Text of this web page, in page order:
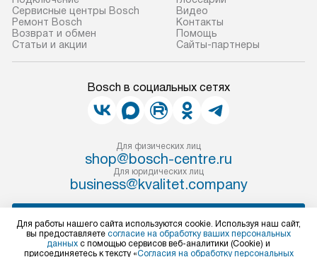
Сервисные центры Bosch
Ремонт Bosch
Возврат и обмен
Статьи и акции
Видео
Контакты
Помощь
Сайты-партнеры
Bosch в социальных сетях
Для физических лиц
shop@bosch-centre.ru
Для юридических лиц
business@kvalitet.company
Политика конфиденциальности
Для работы нашего сайта используются cookie. Используя наш сайт,
вы предоставляете согласие на обработку ваших персональных
данных с помощью сервисов веб-аналитики (Cookie) и
присоединяетесь к тексту «Согласия на обработку персональных